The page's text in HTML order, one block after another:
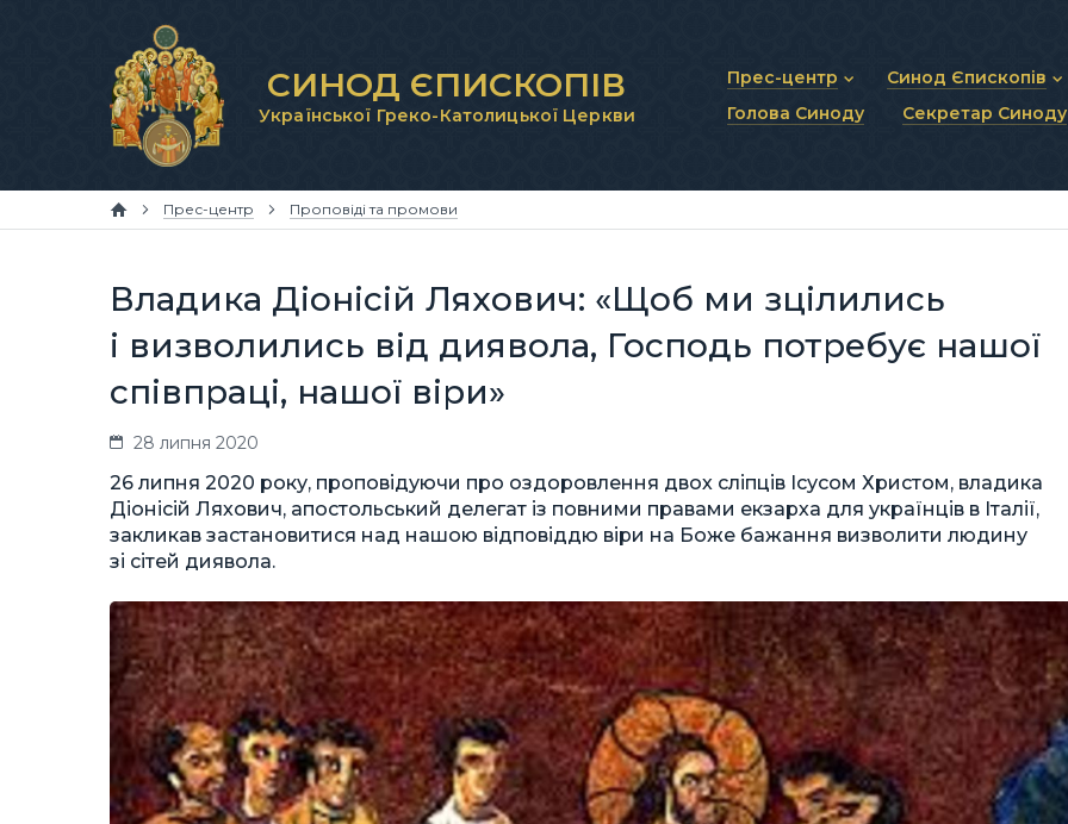
СИНОД ЄПИСКОПІВ
Української Греко-Католицької Церкви
Прес-центр
Новини та анонси
Синод Єпископів
Статут Синоду
Синодальні органи
Голова Синоду Секретар Синоду
Прес-центр Проповіді та промови
Владика Діонісій Ляхович: «Щоб ми зцілились
і визволились від диявола, Господь потребує нашої
співпраці, нашої віри»
28 липня 2020
26 липня 2020 року, проповідуючи про оздоровлення двох сліпців Ісусом Христом, владика
Діонісій Ляхович, апостольський делегат із повними правами екзарха для українців в Італії,
закликав застановитися над нашою відповіддю віри на Боже бажання визволити людину
зі сітей диявола.